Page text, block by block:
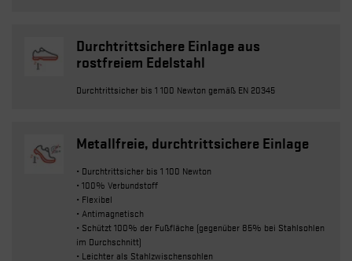
Durchtrittsichere Einlage aus
rostfreiem Edelstahl
Durchtrittsicher bis 1 100 Newton gemäß EN 20345
Metallfreie, durchtrittsichere Einlage
• Durchtrittsicher bis 1 100 Newton
• 100% Verbundstoff
• Flexibel
• Antimagnetisch
• Schützt 100% der Fußfläche (gegenüber 85% bei Stahlsohlen
im Durchschnitt)
• Leichter als Stahlzwischensohlen